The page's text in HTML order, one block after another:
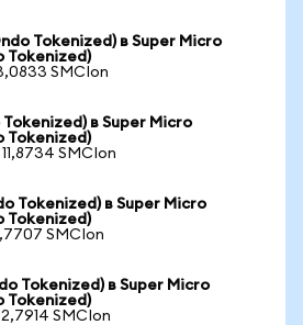
Tokenized) в Super Micro
Tokenized)
SMCIon
в Super Micro
Tokenized)
SMCIon
Tokenized) в Super Micro
Tokenized)
SMCIon
Tokenized) в Super Micro
Tokenized)
SMCIon